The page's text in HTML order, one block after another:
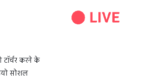
करने के
सोशल